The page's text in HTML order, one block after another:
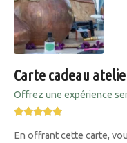
Carte cadeau
Offrez une expérience
En offrant cette carte,